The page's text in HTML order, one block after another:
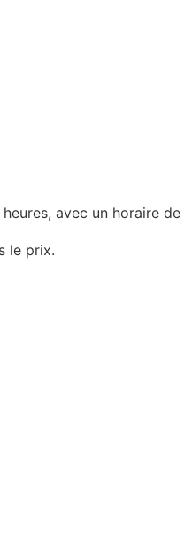
avec un horaire de
le prix.